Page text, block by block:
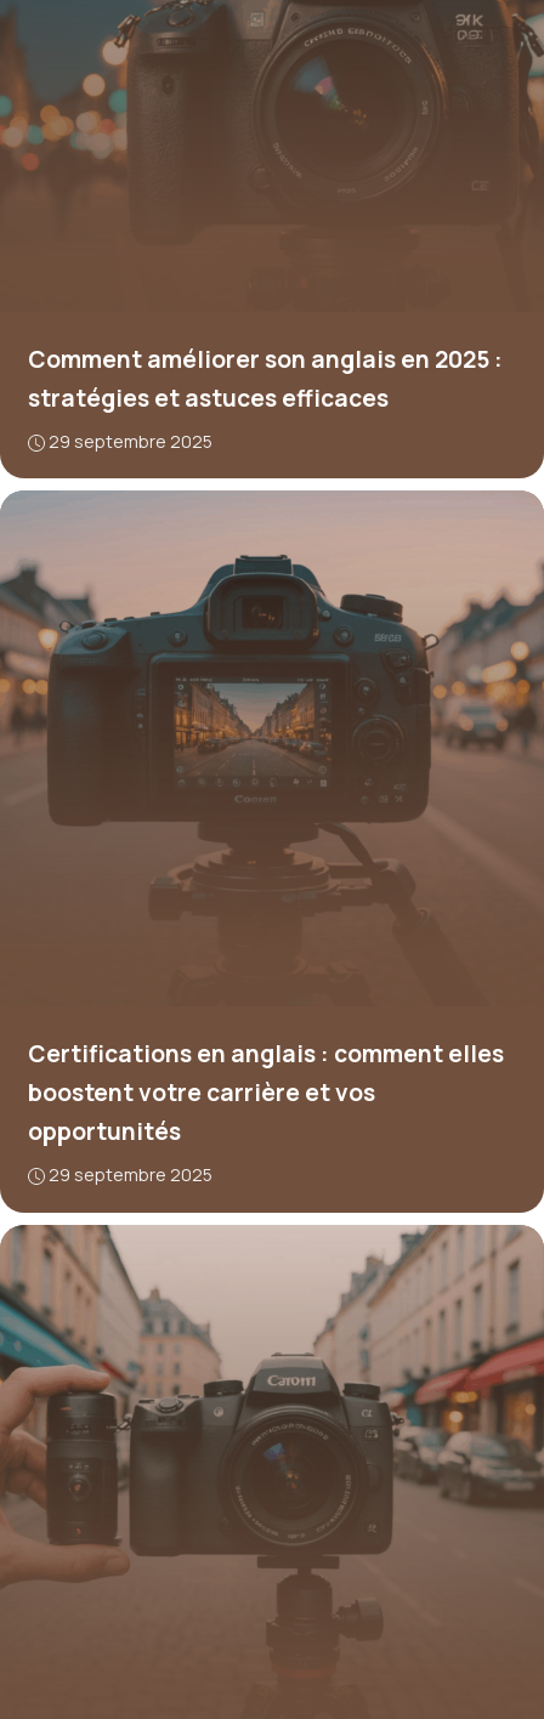
Comment améliorer son anglais en 2025 :
stratégies et astuces efficaces
29 septembre 2025
Certifications en anglais : comment elles
boostent votre carrière et vos
opportunités
29 septembre 2025